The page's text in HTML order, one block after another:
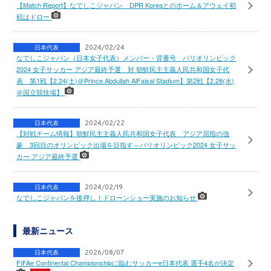
【Match Report】なでしこジャパン DPR Koreaとのホーム＆アウェイ初
戦はドロー
日本代表 2024/02/24
なでしこジャパン（日本女子代表）メンバー・背番号 パリオリンピック
2024 女子サッカー アジア最終予選 対 朝鮮民主主義人民共和国女子代
表 第1戦【2.24(土)＠Prince Abdullah AlFaisal Stadium】第2戦【2.28(水)
＠国立競技場】
日本代表 2024/02/22
【対戦チーム情報】朝鮮民主主義人民共和国女子代表 アジア屈指の強
豪 3回目のオリンピック出場を目指す～パリオリンピック2024 女子サッ
カー アジア最終予選
日本代表 2024/02/19
なでしこジャパンを後押し！ドローンショー実施のお知らせ
最新ニュース
日本代表 2026/08/07
FIFAe Continental Championshipに臨むサッカーe日本代表 選手4名が決定